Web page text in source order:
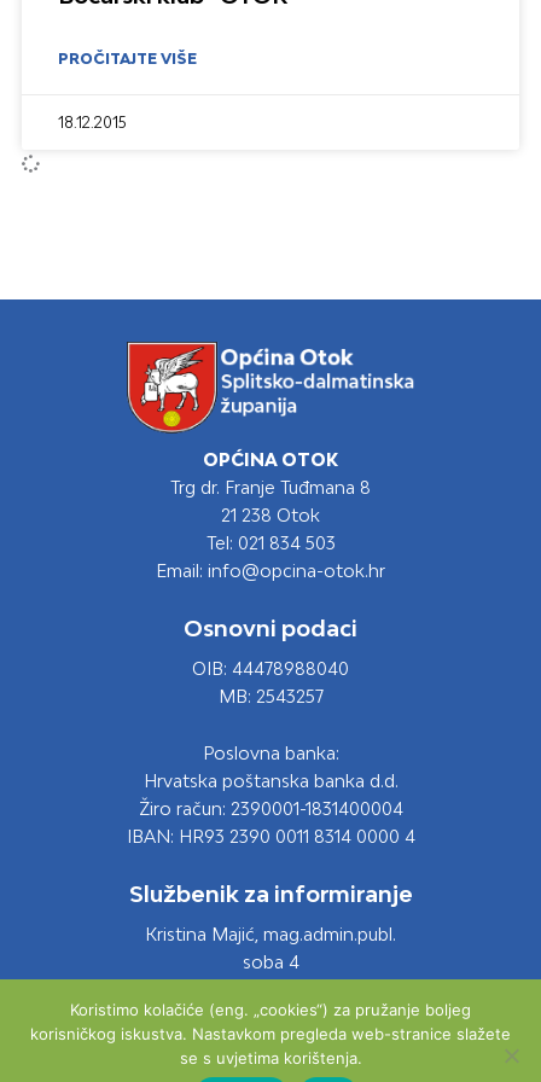
PROČITAJTE VIŠE
18.12.2015
OPĆINA OTOK
Trg dr. Franje Tuđmana 8
21 238 Otok
Tel: 021 834 503
Email: info@opcina-otok.hr
Osnovni podaci
OIB: 44478988040
MB: 2543257
Poslovna banka:
Hrvatska poštanska banka d.d.
Žiro račun: 2390001-1831400004
IBAN: HR93 2390 0011 8314 0000 4
Službenik za informiranje
Kristina Majić, mag.admin.publ.
soba 4
Email: info@opcina-otok.hr
Koristimo kolačiće (eng. „cookies“) za pružanje boljeg
korisničkog iskustva. Nastavkom pregleda web-stranice slažete
se s uvjetima korištenja.